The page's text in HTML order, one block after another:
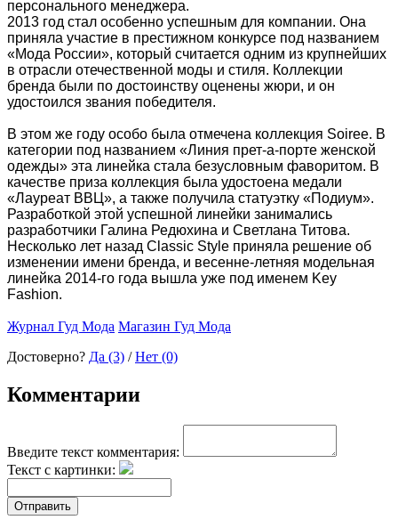
персонального менеджера.
2013 год стал особенно успешным для компании. Она
приняла участие в престижном конкурсе под названием
«Мода России», который считается одним из крупнейших
в отрасли отечественной моды и стиля. Коллекции
бренда были по достоинству оценены жюри, и он
удостоился звания победителя.
В этом же году особо была отмечена коллекция Soiree. В
категории под названием «Линия прет-а-порте женской
одежды» эта линейка стала безусловным фаворитом. В
качестве приза коллекция была удостоена медали
«Лауреат ВВЦ», а также получила статуэтку «Подиум».
Разработкой этой успешной линейки занимались
разработчики Галина Редюхина и Светлана Титова.
Несколько лет назад Classic Style приняла решение об
изменении имени бренда, и весенне-летняя модельная
линейка 2014-го года вышла уже под именем Key
Fashion.
Журнал Гуд Мода Магазин Гуд Мода
Достоверно? Да (3) /Нет (0)
Комментарии
Введите текст комментария:
Текст с картинки:
Отправить